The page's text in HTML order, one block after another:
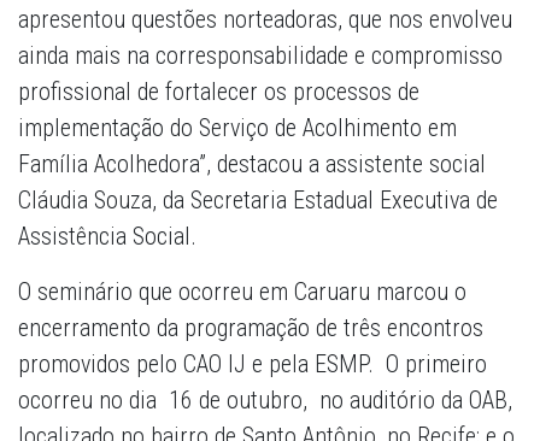
apresentou questões norteadoras, que nos envolveu
ainda mais na corresponsabilidade e compromisso
profissional de fortalecer os processos de
implementação do Serviço de Acolhimento em
Família Acolhedora”, destacou a assistente social
Cláudia Souza, da Secretaria Estadual Executiva de
Assistência Social.
O seminário que ocorreu em Caruaru marcou o
encerramento da programação de três encontros
promovidos pelo CAO IJ e pela ESMP. O primeiro
ocorreu no dia 16 de outubro, no auditório da OAB,